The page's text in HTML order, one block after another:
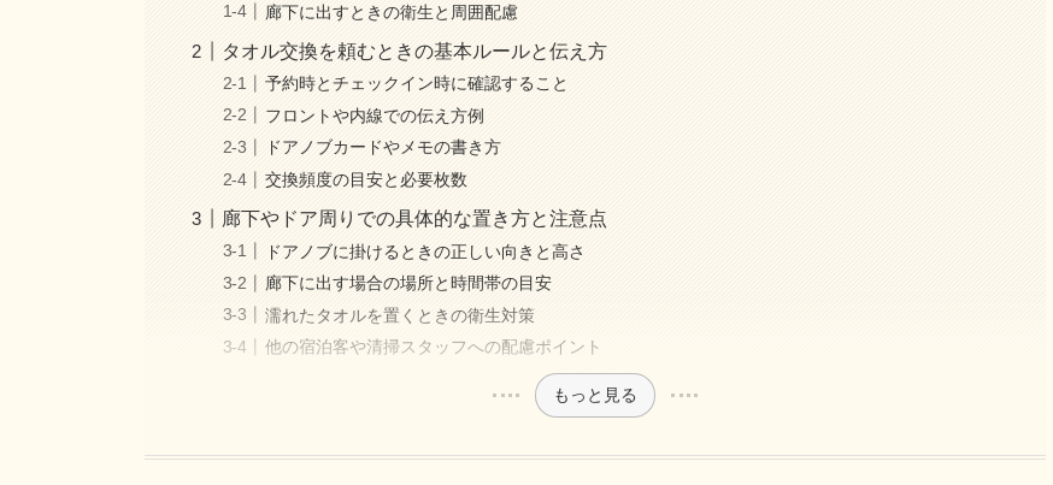
廊下に出すときの衛生と周囲配慮
タオル交換を頼むときの基本ルールと伝え方
予約時とチェックイン時に確認すること
フロントや内線での伝え方例
ドアノブカードやメモの書き方
交換頻度の目安と必要枚数
廊下やドア周りでの具体的な置き方と注意点
ドアノブに掛けるときの正しい向きと高さ
廊下に出す場合の場所と時間帯の目安
濡れたタオルを置くときの衛生対策
他の宿泊客や清掃スタッフへの配慮ポイント
もっと見る